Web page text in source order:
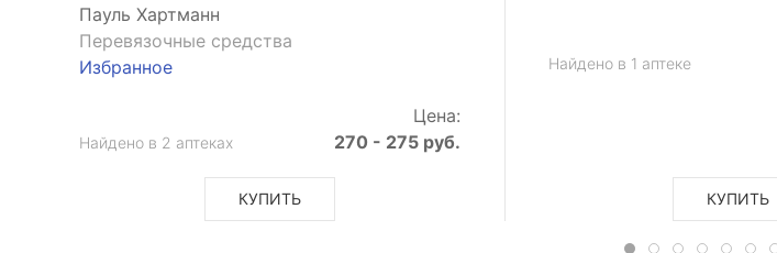
Пауль Хартманн
Перевязочные средства
Избранное
Цена:
Найдено в 2 аптеках 270 - 275 руб.
КУПИТЬ
Найдено в 1 аптеке
КУПИТЬ